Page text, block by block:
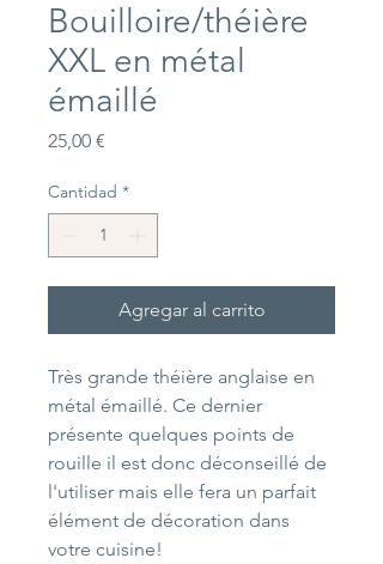
Bouilloire/théière
XXL en métal
émaillé
25,00 €
Cantidad *
Agregar al carrito
Très grande théière anglaise en
métal émaillé. Ce dernier
présente quelques points de
rouille il est donc déconseillé de
l'utiliser mais elle fera un parfait
élément de décoration dans
votre cuisine!